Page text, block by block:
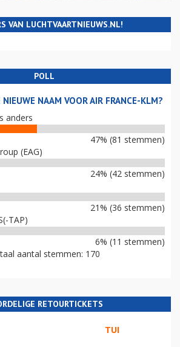
VAN LUCHTVAARTNIEUWS.NL!
POLL
NIEUWE NAAM VOOR AIR FRANCE-KLM?
anders
47% (81 stemmen)
(EAG)
24% (42 stemmen)
21% (36 stemmen)
TAP)
6% (11 stemmen)
aantal stemmen: 170
RETOURTICKETS
TUI